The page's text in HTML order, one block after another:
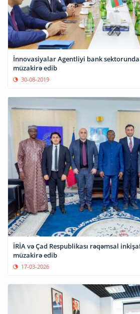
İnnovasiyalar Agentliyi bank
müzakirə edib
30-08-2019
İRİA və Çad Respublikası rəqəmsal
müzakirə edib
17-03-2026